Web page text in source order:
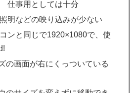
仕事用としては十分
明などの映り込みが少ない
ンと同じで1920×1080で、使
の画面が右にくっついている